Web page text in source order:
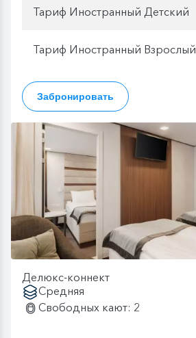
Тариф Иностранный Детский
Тариф Иностранный Взрослый
Забронировать
Делюкс-коннект
Средняя
Свободных кают: 2